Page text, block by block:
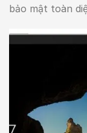
bảo mật toàn